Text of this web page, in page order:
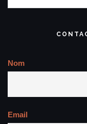
Nom
Email